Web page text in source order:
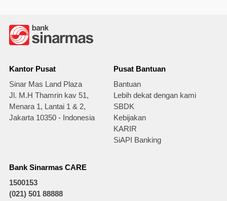
Kantor Pusat
Sinar Mas Land Plaza
Jl. M.H Thamrin kav 51,
Menara 1, Lantai 1 & 2,
Jakarta 10350 - Indonesia
Pusat Bantuan
Bantuan
Lebih dekat dengan kami
SBDK
Kebijakan
KARIR
SiAPI Banking
Bank Sinarmas CARE
1500153
(021) 501 88888